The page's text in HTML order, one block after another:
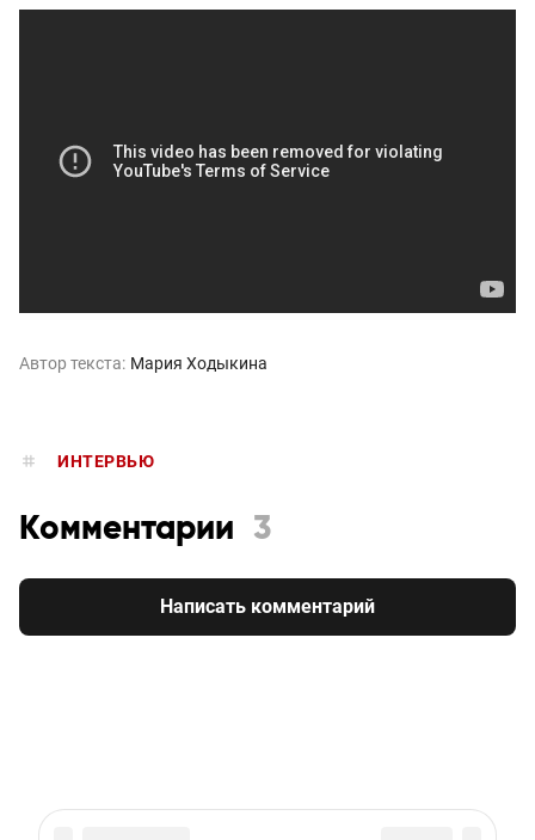
Автор текста: Мария Ходыкина
ИНТЕРВЬЮ
Комментарии 3
Написать комментарий